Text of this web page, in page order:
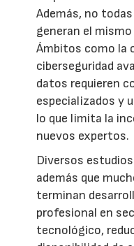
Además, no
generan el
Ámbitos como la
ciberseguridad
datos requieren
especializados y
lo que limita la
nuevos expertos.
Diversos estudios
además que
terminan
profesional en
tecnológico,